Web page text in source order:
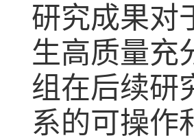
研究成果对
生高质量充
组在后续研
系的可操作